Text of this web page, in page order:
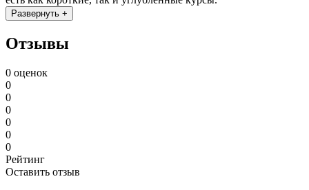
Развернуть +
Отзывы
0 оценок
0
0
0
0
0
0
Рейтинг
Оставить отзыв